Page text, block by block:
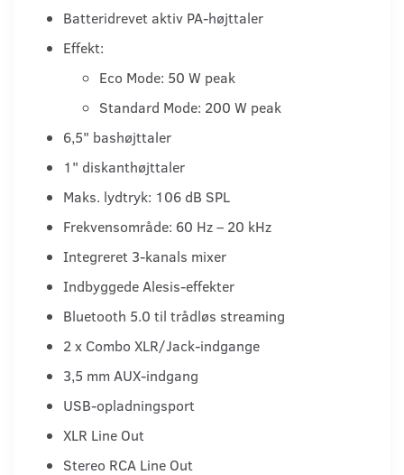
Batteridrevet aktiv PA-højttaler
Effekt:
Eco Mode: 50 W peak
Standard Mode: 200 W peak
6,5" bashøjttaler
1" diskanthøjttaler
Maks. lydtryk: 106 dB SPL
Frekvensområde: 60 Hz – 20 kHz
Integreret 3-kanals mixer
Indbyggede Alesis-effekter
Bluetooth 5.0 til trådløs streaming
2 x Combo XLR/Jack-indgange
3,5 mm AUX-indgang
USB-opladningsport
XLR Line Out
Stereo RCA Line Out